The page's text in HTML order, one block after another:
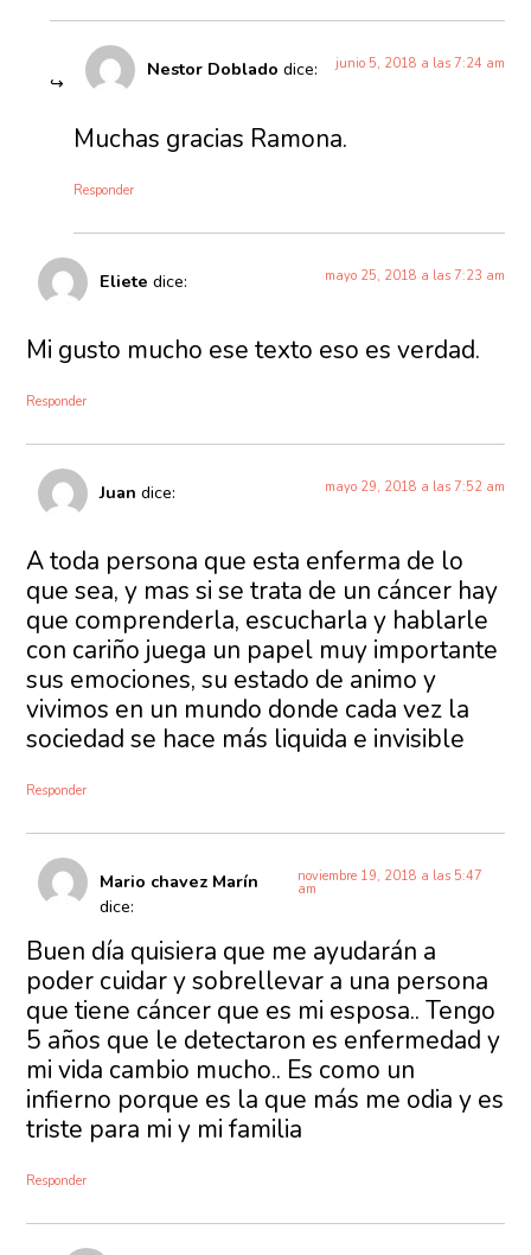
Nestor Doblado dice: junio 5, 2018 a las 7:24 am
Muchas gracias Ramona.
Responder
Eliete dice: mayo 25, 2018 a las 7:23 am
Mi gusto mucho ese texto eso es verdad.
Responder
Juan dice: mayo 29, 2018 a las 7:52 am
A toda persona que esta enferma de lo
que sea, y mas si se trata de un cáncer hay
que comprenderla, escucharla y hablarle
con cariño juega un papel muy importante
sus emociones, su estado de animo y
vivimos en un mundo donde cada vez la
sociedad se hace más liquida e invisible
Responder
Mario chavez Marín
dice:
noviembre 19, 2018 a las 5:47
am
Buen día quisiera que me ayudarán a
poder cuidar y sobrellevar a una persona
que tiene cáncer que es mi esposa.. Tengo
5 años que le detectaron es enfermedad y
mi vida cambio mucho.. Es como un
infierno porque es la que más me odia y es
triste para mi y mi familia
Responder